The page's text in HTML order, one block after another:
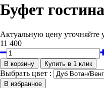
Буфет
Актуальную цену уточняйте
11 400
Выбрать цвет :